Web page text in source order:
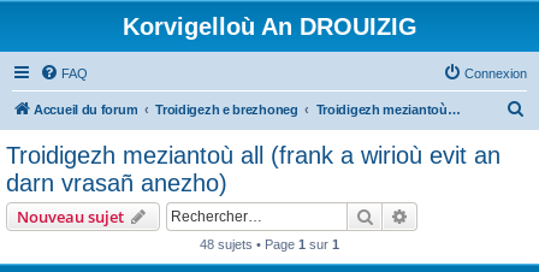
Korvigelloù An DROUIZIG
FAQ Connexion
Accueil du forum Troidigezh e brezhoneg Troidigezh meziantoù all (frank a wirioù evit an darn vrasañ anezho)
Troidigezh meziantoù all (frank a wirioù evit an
darn vrasañ anezho)
Nouveau sujet Rechercher
48 sujets • Page 1 sur 1